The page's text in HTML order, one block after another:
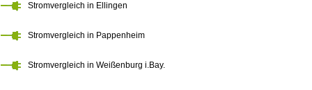
Stromvergleich in Ellingen
Stromvergleich in Pappenheim
Stromvergleich in Weißenburg i.Bay.